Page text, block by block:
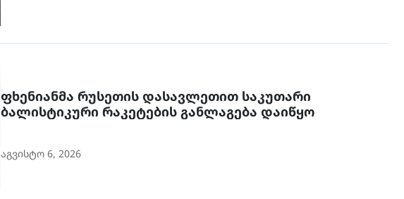
ფხენიანმა რუსეთის დასავლეთით საკუთარი
ბალისტიკური რაკეტების განლაგება დაიწყო
აგვისტო 6, 2026